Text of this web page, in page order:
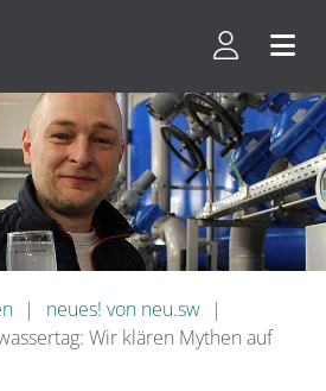
neues! von neu.sw
Wir klären Mythen auf